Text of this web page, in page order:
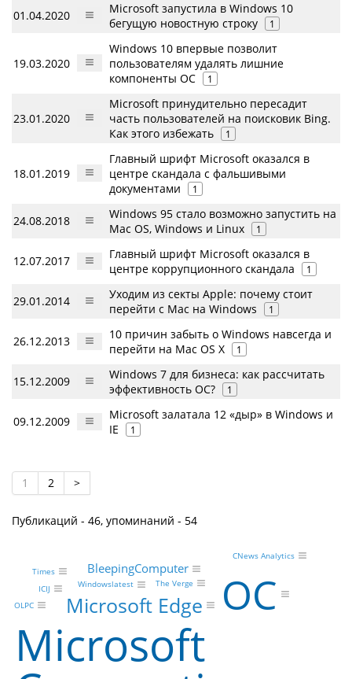
01.04.2020
Microsoft запустила в Windows 10
бегущую новостную строку
1
19.03.2020
Windows 10 впервые позволит
пользователям удалять лишние
компоненты ОС
1
23.01.2020
Microsoft принудительно пересадит
часть пользователей на поисковик Bing.
Как этого избежать
1
18.01.2019
Главный шрифт Microsoft оказался в
центре скандала с фальшивыми
документами
1
24.08.2018
Windows 95 стало возможно запустить на
Mac OS, Windows и Linux
1
12.07.2017
Главный шрифт Microsoft оказался в
центре коррупционного скандала
1
29.01.2014
Уходим из секты Apple: почему стоит
перейти с Mac на Windows
1
26.12.2013
10 причин забыть о Windows навсегда и
перейти на Mac OS X
1
15.12.2009
Windows 7 для бизнеса: как рассчитать
эффективность ОС?
1
09.12.2009
Microsoft залатала 12 «дыр» в Windows и
IE
1
1 2 >
Публикаций - 46, упоминаний - 54
Microsoft
ОС
Microsoft Edge
BleepingComputer
The Verge
Times
ICIJ
OLPC
Windowslatest
CNews Analytics